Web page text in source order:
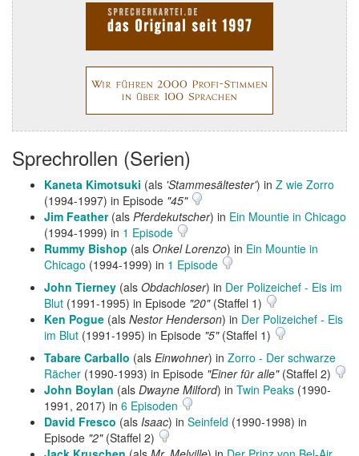
Sprechrollen (Serien)
Kaneta Kimotsuki (als 'Stammesältester') in Z wie Zorro
(1994-1997) in Episode "45"
Jim Feather(als Pferdekutscher) in Ein Mountie in Chicago
(1994-1999) in 1 Episode
Rummy Bishop (als Onkel Lorenzo) in Ein Mountie in
Chicago (1994-1999) in 1 Episode
John Tierney (als Obdachloser) in Der Polizeichef - Eis im
Blut (1991-1995) in Episode "20"(Staffel 1)
Ken Pogue (als Nestor Henderson) in Der Polizeichef - Eis
im Blut (1991-1995) in Episode "5"(Staffel 1)
Tabare Carballo (als Einwohner) in Zorro - Der schwarze
Rächer (1990-1993) in Episode "Einer für alle"(Staffel 2)
John Boylan (als Dwayne Milford) in Twin Peaks (1990-
1991, 2017) in 6 Episoden
David Fresco (als Isaac) in Seinfeld (1990-1998) in
Episode "2"(Staffel 2)